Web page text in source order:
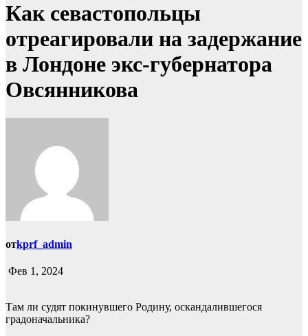
Как севастопольцы
отреагировали на задержание
в Лондоне экс-губернатора
Овсянникова
отkprf_admin
Фев 1, 2024
Там ли судят покинувшего Родину, оскандалившегося
градоначальника?